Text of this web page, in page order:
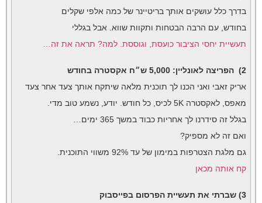
בדרך כלל עושקים אותך בריטיינר של כמה אלפי שקלים
בחודש, עם הרבה הבטחות ותקוות שווא. אבל בגללי
תעשיית יחסי הציבור כועסת, וגוססת. למה? תראה את זה…
2) הפריצה לאונליין: 5,000 ש״ח אקסטרה בחודש
אריק זאבי ואני הכנו לך תוכנית מלאה שיתקח אותך צעד אחר צעד
מאפס, לאקסטרה 5K לכיס, כל חודש. יודע, נשמע טוב מדי.
בגלל זה סידרנו לך אחריות כבוד במשך 365 ימים…
ואם זה לא מספיק?
גם מלגת הצטרפות במימון של עד 92% משווי התוכנית.
קח אותה מכאן
3) שברתי את תעשיית הפרסום בפייסבוק